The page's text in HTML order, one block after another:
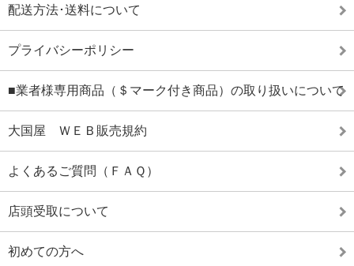
配送方法･送料について
プライバシーポリシー
■業者様専用商品（＄マーク付き商品）の取り扱いについて
大国屋 ＷＥＢ販売規約
よくあるご質問（ＦＡＱ）
店頭受取について
初めての方へ